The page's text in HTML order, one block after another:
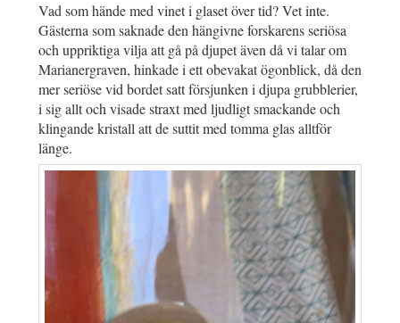
Vad som hände med vinet i glaset över tid? Vet inte.
Gästerna som saknade den hängivne forskarens seriösa
och uppriktiga vilja att gå på djupet även då vi talar om
Marianergraven, hinkade i ett obevakat ögonblick, då den
mer seriöse vid bordet satt försjunken i djupa grubblerier,
i sig allt och visade straxt med ljudligt smackande och
klingande kristall att de suttit med tomma glas alltför
länge.